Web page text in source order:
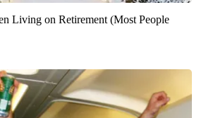
Living on Retirement (Most People